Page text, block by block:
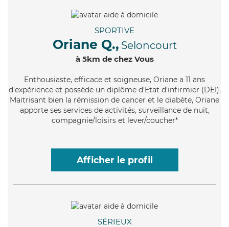
SPORTIVE
Oriane Q., Seloncourt
à 5km de chez Vous
Enthousiaste, efficace et soigneuse, Oriane a 11 ans
d'expérience et possède un diplôme d'Etat d'infirmier (DEI).
Maitrisant bien la rémission de cancer et le diabète, Oriane
apporte ses services de activités, surveillance de nuit,
compagnie/loisirs et lever/coucher*
Afficher le profil
SÉRIEUX